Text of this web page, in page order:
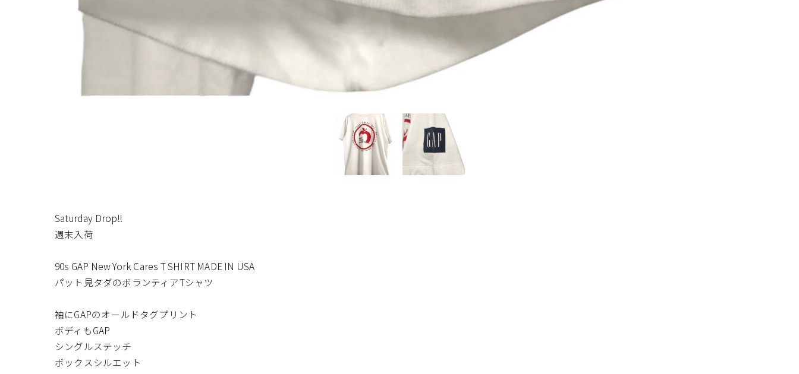
Saturday Drop!!
週末入荷
90s GAP New York Cares T SHIRT MADE IN USA
パット見タダのボランティアTシャツ
袖にGAPのオールドタグプリント
ボディもGAP
シングルステッチ
ボックスシルエット